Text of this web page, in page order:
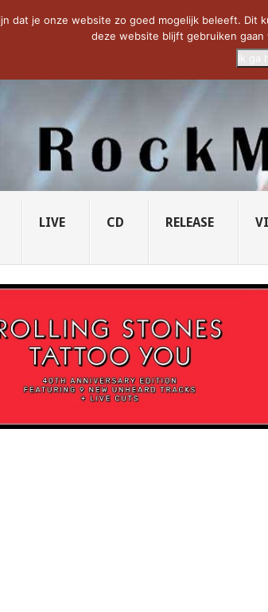
THE VICIOUS HEAD SOCIETY... PRIDE OF LIONS – U...
LIVE CD RELEASE
dat je onze website zo goed mogelijk beleeft.
deze website blijft gebruiken
Ik ga